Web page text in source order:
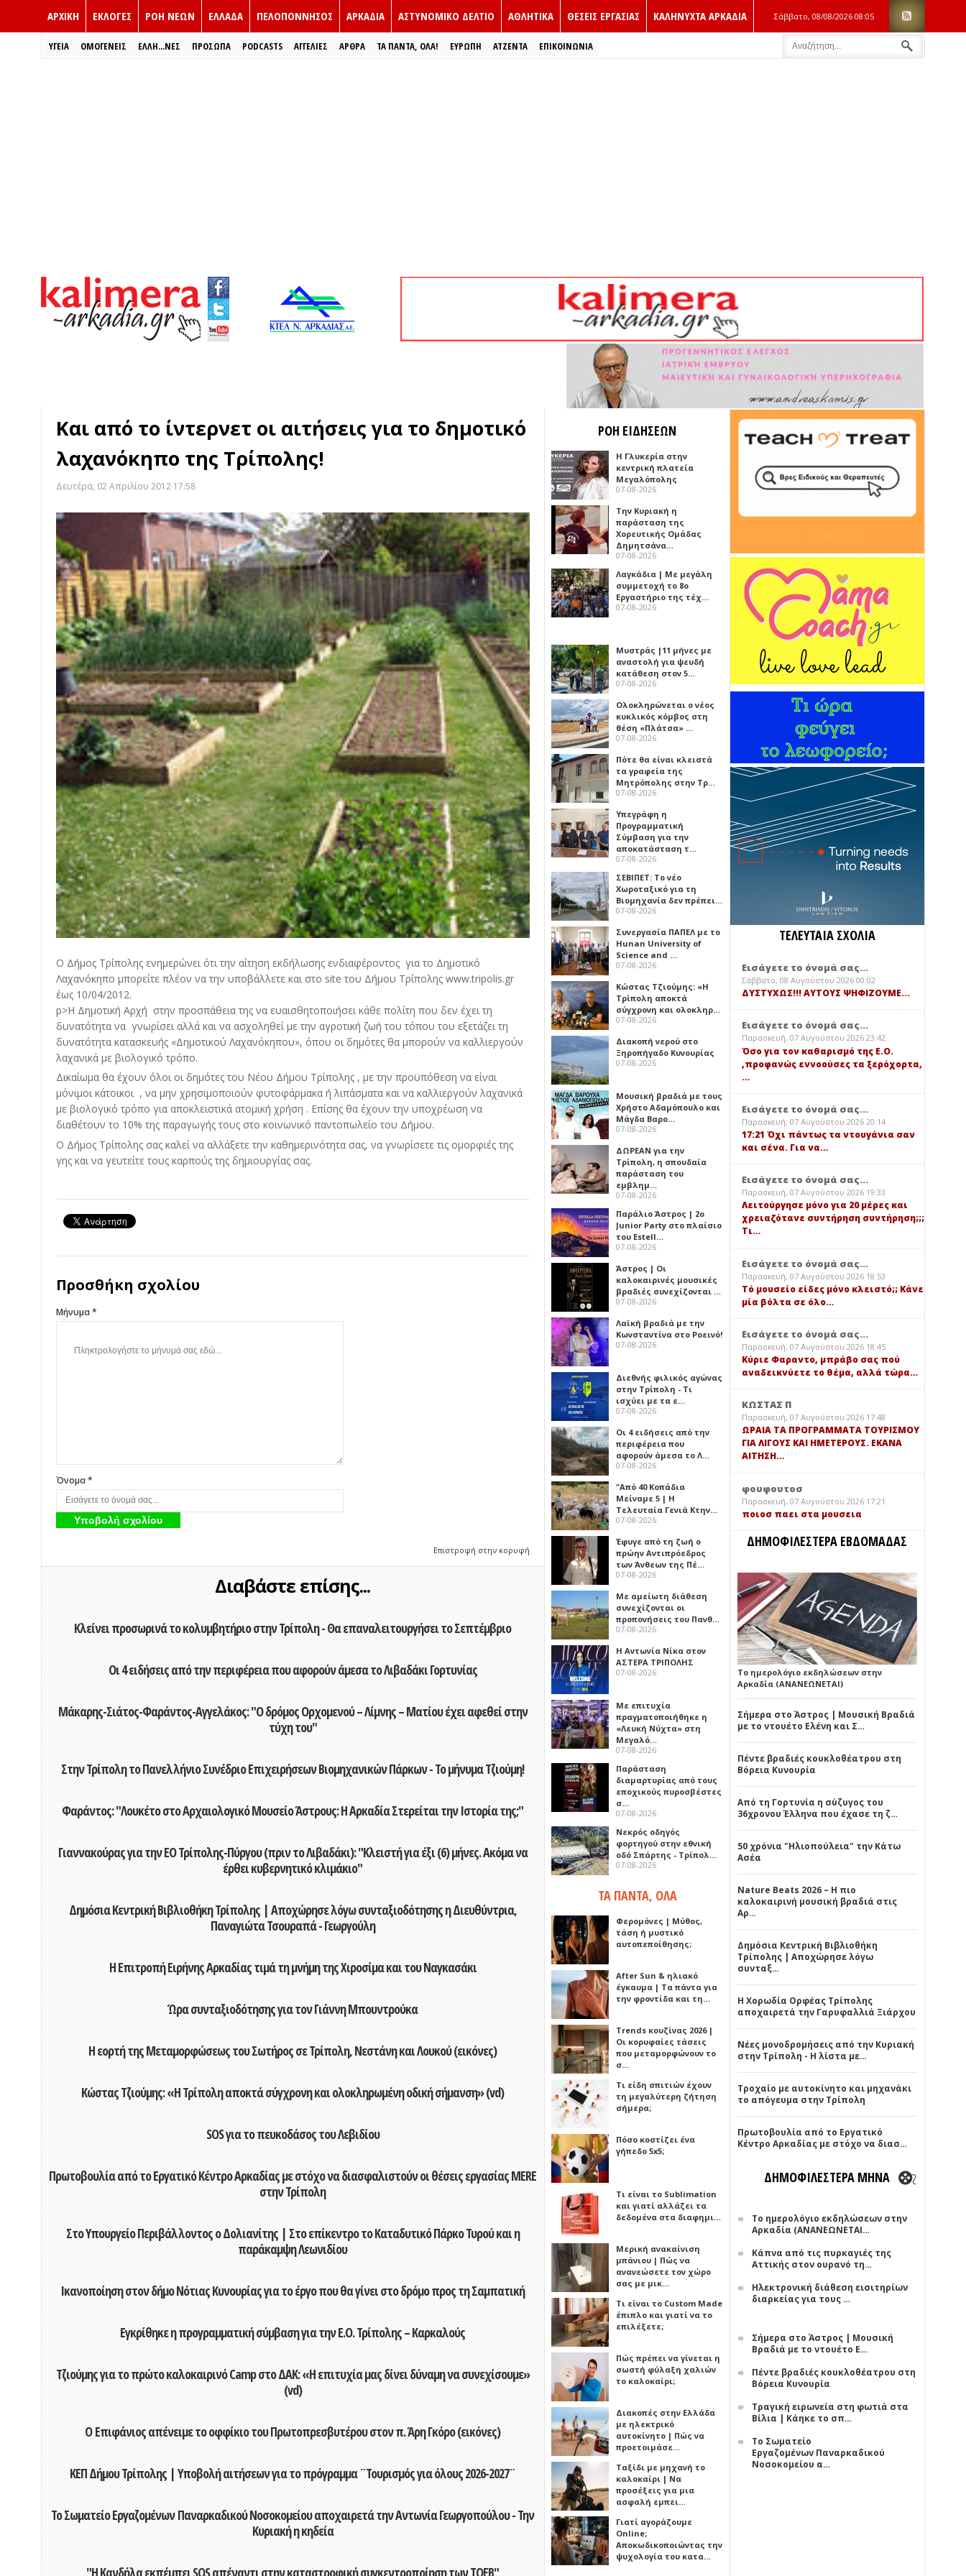
ΑΡΧΙΚΗ ΕΚΛΟΓΈΣ ΡΟΗ ΝΕΩΝ ΕΛΛΑΔΑ ΠΕΛΟΠΟΝΝΗΣΟΣ ΑΡΚΑΔΙΑ ΑΣΤΥΝΟΜΙΚΟ ΔΕΛΤΙΟ ΑΘΛΗΤΙΚΑ ΘΕΣΕΙΣ ΕΡΓΑΣΙΑΣ ΚΑΛΗΝΥΧΤΑ ΑΡΚΑΔΙΑ Σάββατο, 08/08/2026 08:05
ΥΓΕΙΑ ΟΜΟΓΕΝΕΙΣ ΈΛΛΗ...ΝΕΣ ΠΡΌΣΩΠΑ PODCASTS ΑΓΓΕΛΙΕΣ ΑΡΘΡΑ ΤΑ ΠΑΝΤΑ, ΟΛΑ! ΕΥΡΏΠΗ ΑΤΖΕΝΤΑ ΕΠΙΚΟΙΝΩΝΙΑ
Και από το ίντερνετ οι αιτήσεις για το δημοτικό
λαχανόκηπο της Τρίπολης!
Δευτέρα, 02 Απριλίου 2012 17:58
O Δήμος Τρίπολης ενημερώνει ότι την αίτηση εκδήλωσης ενδιαφέροντος για το Δημοτικό
Λαχανόκηπο μπορείτε πλέον να την υποβάλλετε και στο site του Δήμου Τρίπολης www.tripolis.gr
έως 10/04/2012.
p>Η Δημοτική Αρχή στην προσπάθεια της να ευαισθητοποιήσει κάθε πολίτη που δεν έχει τη
δυνατότητα να γνωρίσει αλλά και να ασχοληθεί με την αγροτική ζωή του τόπου του εξετάζει τη
δυνατότητα κατασκευής «Δημοτικού Λαχανόκηπου», όπου οι δημότες θα μπορούν να καλλιεργούν
λαχανικά με βιολογικό τρόπο.
Δικαίωμα θα έχουν όλοι οι δημότες του Νέου Δήμου Τρίπολης , με την προϋπόθεση να είναι
μόνιμοι κάτοικοι , να μην χρησιμοποιούν φυτοφάρμακα ή λιπάσματα και να καλλιεργούν λαχανικά
με βιολογικό τρόπο για αποκλειστικά ατομική χρήση . Επίσης θα έχουν την υποχρέωση να
διαθέτουν το 10% της παραγωγής τους στο κοινωνικό παντοπωλείο του Δήμου.
Ο Δήμος Τρίπολης σας καλεί να αλλάξετε την καθημερινότητα σας, να γνωρίσετε τις ομορφιές της
γης και να γευτείτε τους καρπούς της δημιουργίας σας.
Προσθήκη σχολίου
Μήνυμα *
Όνομα *
Επιστροφή στην κορυφή
Διαβάστε επίσης...
Κλείνει προσωρινά το κολυμβητήριο στην Τρίπολη - Θα επαναλειτουργήσει το Σεπτέμβριο
Οι 4 ειδήσεις από την περιφέρεια που αφορούν άμεσα το Λιβαδάκι Γορτυνίας
Μάκαρης-Σιάτος-Φαράντος-Αγγελάκος: "Ο δρόμος Ορχομενού – Λίμνης – Ματίου έχει αφεθεί στην
τύχη του"
Στην Τρίπολη το Πανελλήνιο Συνέδριο Επιχειρήσεων Βιομηχανικών Πάρκων - Το μήνυμα Τζιούμη!
Φαράντος: "Λουκέτο στο Αρχαιολογικό Μουσείο Άστρους: Η Αρκαδία Στερείται την Ιστορία της;"
Γιαννακούρας για την EO Τρίπολης-Πύργου (πριν το Λιβαδάκι): "Κλειστή για έξι (6) μήνες. Ακόμα να
έρθει κυβερνητικό κλιμάκιο"
Δημόσια Κεντρική Βιβλιοθήκη Τρίπολης | Αποχώρησε λόγω συνταξιοδότησης η Διευθύντρια,
Παναγιώτα Τσουραπά - Γεωργούλη
Η Επιτροπή Ειρήνης Αρκαδίας τιμά τη μνήμη της Χιροσίμα και του Ναγκασάκι
Ώρα συνταξιοδότησης για τον Γιάννη Μπουντρούκα
Η εορτή της Μεταμορφώσεως του Σωτήρος σε Τρίπολη, Νεστάνη και Λουκού (εικόνες)
Κώστας Τζιούμης: «Η Τρίπολη αποκτά σύγχρονη και ολοκληρωμένη οδική σήμανση» (vd)
SOS για το πευκοδάσος του Λεβιδίου
Πρωτοβουλία από το Εργατικό Κέντρο Αρκαδίας με στόχο να διασφαλιστούν οι θέσεις εργασίας MERE
στην Τρίπολη
Στο Υπουργείο Περιβάλλοντος ο Δολιανίτης | Στο επίκεντρο το Καταδυτικό Πάρκο Τυρού και η
παράκαμψη Λεωνιδίου
Ικανοποίηση στον δήμο Νότιας Κυνουρίας για το έργο που θα γίνει στο δρόμο προς τη Σαμπατική
Εγκρίθηκε η προγραμματική σύμβαση για την Ε.Ο. Τρίπολης – Καρκαλούς
Τζιούμης για το πρώτο καλοκαιρινό Camp στο ΔΑΚ: «Η επιτυχία μας δίνει δύναμη να συνεχίσουμε»
(vd)
Ο Επιφάνιος απένειμε το οφφίκιο του Πρωτοπρεσβυτέρου στον π. Άρη Γκόρο (εικόνες)
ΚΕΠ Δήμου Τρίπολης | Υποβολή αιτήσεων για το πρόγραμμα ¨Τουρισμός για όλους 2026-2027¨
Το Σωματείο Εργαζομένων Παναρκαδικού Νοσοκομείου αποχαιρετά την Αντωνία Γεωργοπούλου - Την
Κυριακή η κηδεία
"Η Κανδήλα εκπέμπει SOS απέναντι στην καταστροφική συγκεντροποίηση των ΤΟΕΒ"
ΡΟΗ ΕΙΔΗΣΕΩΝ
Η Γλυκερία στην
κεντρική πλατεία
Μεγαλόπολης
07-08-2026
Την Κυριακή η
παράσταση της
Χορευτικής Ομάδας
Δημητσάνα…
07-08-2026
Λαγκάδια | Με μεγάλη
συμμετοχή το 8ο
Εργαστήριο της τέχ…
07-08-2026
Μυστράς |11 μήνες με
αναστολή για ψευδή
κατάθεση στον 5…
07-08-2026
Ολοκληρώνεται ο νέος
κυκλικός κόμβος στη
θέση «Πλάτσα» …
07-08-2026
Πότε θα είναι κλειστά
τα γραφεία της
Μητρόπολης στην Τρ…
07-08-2026
Υπεγράφη η
Προγραμματική
Σύμβαση για την
αποκατάσταση τ…
07-08-2026
ΣΕΒΙΠΕΤ: Το νέο
Χωροταξικό για τη
Βιομηχανία δεν πρέπει…
07-08-2026
Συνεργασία ΠΑΠΕΛ με το
Hunan University of
Science and …
07-08-2026
Κώστας Τζιούμης: «Η
Τρίπολη αποκτά
σύγχρονη και ολοκληρ…
07-08-2026
Διακοπή νερού στο
Ξηροπήγαδο Κυνουρίας
07-08-2026
Μουσική βραδιά με τους
Χρήστο Αδαμόπουλο και
Μάγδα Βαρο…
07-08-2026
ΔΩΡΕΑΝ για την
Τρίπολη, η σπουδαία
παράσταση του
εμβλημ…
07-08-2026
Παράλιο Άστρος | 2ο
Junior Party στο πλαίσιο
του Estell…
07-08-2026
Άστρος | Οι
καλοκαιρινές μουσικές
βραδιές συνεχίζονται …
07-08-2026
Λαϊκή βραδιά με την
Κωνσταντίνα στο Ροεινό!
07-08-2026
Διεθνής φιλικός αγώνας
στην Τρίπολη - Τι
ισχύει με τα ε…
07-08-2026
Οι 4 ειδήσεις από την
περιφέρεια που
αφορούν άμεσα το Λ…
07-08-2026
"Από 40 Κοπάδια
Μείναμε 5 | Η
Τελευταία Γενιά Κτην…
07-08-2026
Έφυγε από τη ζωή ο
πρώην Αντιπρόεδρος
των Άνθεων της Πέ…
07-08-2026
Με αμείωτη διάθεση
συνεχίζονται οι
προπονήσεις του Πανθ…
07-08-2026
Η Αντωνία Νίκα στον
ΑΣΤΕΡΑ ΤΡΙΠΟΛΗΣ
07-08-2026
Με επιτυχία
πραγματοποιήθηκε η
«Λευκή Νύχτα» στη
Μεγαλό…
07-08-2026
Παράσταση
διαμαρτυρίας από τους
εποχικούς πυροσβέστες
σ…
07-08-2026
Νεκρός οδηγός
φορτηγού στην εθνική
οδό Σπάρτης - Τρίπολ…
07-08-2026
ΤΑ ΠΑΝΤΑ, ΟΛΑ
Φερομόνες | Μύθος,
τάση ή μυστικό
αυτοπεποίθησης;
After Sun & ηλιακό
έγκαυμα | Τα πάντα για
την φροντίδα και τη…
Trends κουζίνας 2026 |
Οι κορυφαίες τάσεις
που μεταμορφώνουν το
σ…
Τι είδη σπιτιών έχουν
τη μεγαλύτερη ζήτηση
σήμερα;
Πόσο κοστίζει ένα
γήπεδο 5x5;
Τι είναι το Sublimation
και γιατί αλλάζει τα
δεδομένα στα διαφημι…
Μερική ανακαίνιση
μπάνιου | Πώς να
ανανεώσετε τον χώρο
σας με μικ…
Τι είναι το Custom Made
έπιπλο και γιατί να το
επιλέξετε;
Πώς πρέπει να γίνεται η
σωστή φύλαξη χαλιών
το καλοκαίρι;
Διακοπές στην Ελλάδα
με ηλεκτρικό
αυτοκίνητο | Πώς να
προετοιμάσε…
Ταξίδι με μηχανή το
καλοκαίρι | Να
προσέξεις για μια
ασφαλή εμπει…
Γιατί αγοράζουμε
Online;
Αποκωδικοποιώντας την
ψυχολογία του κατα…
ΤΕΛΕΥΤΑΙΑ ΣΧΟΛΙΑ
Εισάγετε το όνομά σας...
Σάββατο, 08 Αυγούστου 2026 00:02
ΔΥΣΤΥΧΩΣ!!! ΑΥΤΟΥΣ ΨΗΦΙΖΟΥΜΕ...
Εισάγετε το όνομά σας...
Παρασκευή, 07 Αυγούστου 2026 23:42
Όσο για τον καθαρισμό της Ε.Ο.
,προφανώς εννοούσες τα ξερόχορτα,
…
Εισάγετε το όνομά σας...
Παρασκευή, 07 Αυγούστου 2026 20:14
17:21 Όχι πάντως τα ντουγάνια σαν
και σένα. Για να…
Εισάγετε το όνομά σας...
Παρασκευή, 07 Αυγούστου 2026 19:33
Λειτούργησε μόνο για 20 μέρες και
χρειαζότανε συντήρηση συντήρηση;;;
Τι…
Εισάγετε το όνομά σας...
Παρασκευή, 07 Αυγούστου 2026 18:53
Τό μουσείο είδες μόνο κλειστό;; Κάνε
μία βόλτα σε όλο…
Εισάγετε το όνομά σας...
Παρασκευή, 07 Αυγούστου 2026 18:45
Κύριε Φαραντο, μπράβο σας πού
αναδεικνύετε το θέμα, αλλά τώρα…
ΚΩΣΤΑΣ Π
Παρασκευή, 07 Αυγούστου 2026 17:48
ΩΡΑΙΑ ΤΑ ΠΡΟΓΡΑΜΜΑΤΑ ΤΟΥΡΙΣΜΟΥ
ΓΙΑ ΛΙΓΟΥΣ ΚΑΙ ΗΜΕΤΕΡΟΥΣ. ΕΚΑΝΑ
ΑΙΤΗΣΗ…
φουφουτοσ
Παρασκευή, 07 Αυγούστου 2026 17:21
ποιοσ παει στα μουσεια
ΔΗΜΟΦΙΛΕΣΤΕΡΑ ΕΒΔΟΜΑΔΑΣ
Το ημερολόγιο εκδηλώσεων στην
Αρκαδία (ΑΝΑΝΕΩΝΕΤΑΙ)
Σήμερα στο Άστρος | Μουσική Βραδιά
με το ντουέτο Ελένη και Σ…
Πέντε βραδιές κουκλοθέατρου στη
Βόρεια Κυνουρία
Από τη Γορτυνία η σύζυγος του
36χρονου Έλληνα που έχασε τη ζ…
50 χρόνια "Ηλιοπούλεια" την Κάτω
Ασέα
Nature Beats 2026 – Η πιο
καλοκαιρινή μουσική βραδιά στις
Αρ…
Δημόσια Κεντρική Βιβλιοθήκη
Τρίπολης | Αποχώρησε λόγω
συνταξ…
Η Χορωδία Ορφέας Τρίπολης
αποχαιρετά την Γαρυφαλλιά Ξιάρχου
Νέες μονοδρομήσεις από την Κυριακή
στην Τρίπολη - Η λίστα με…
Τροχαίο με αυτοκίνητο και μηχανάκι
το απόγευμα στην Τρίπολη
Πρωτοβουλία από το Εργατικό
Κέντρο Αρκαδίας με στόχο να διασ…
ΔΗΜΟΦΙΛΕΣΤΕΡΑ ΜΗΝΑ
Το ημερολόγιο εκδηλώσεων στην
Αρκαδία (ΑΝΑΝΕΩΝΕΤΑΙ…
Κάπνα από τις πυρκαγιές της
Αττικής στον ουρανό τη…
Ηλεκτρονική διάθεση εισιτηρίων
διαρκείας για τους …
Σήμερα στο Άστρος | Μουσική
Βραδιά με το ντουέτο Ε…
Πέντε βραδιές κουκλοθέατρου στη
Βόρεια Κυνουρία
Τραγική ειρωνεία στη φωτιά στα
Βίλια | Κάηκε το σπ…
Το Σωματείο
Εργαζομένων Παναρκαδικού
Νοσοκομείου α…